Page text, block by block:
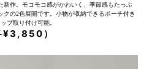
新作。モコモコ感がかわいく、季節感もたっぷ
の2色展開です。小物が収納できるポーチ付き
プ取り付け可能。
¥3,850）